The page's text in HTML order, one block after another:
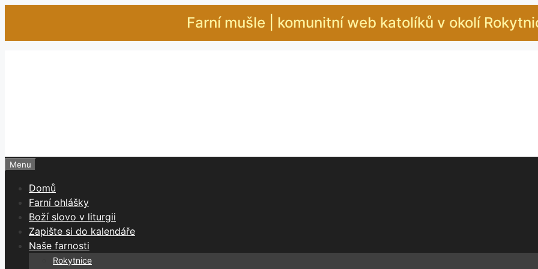
obsah
Farní mušle | komunitní web katolíků v okolí
Menu
Domů
Farní ohlášky
Boží slovo v liturgii
Zapište si do kalendáře
Naše farnosti
Rokytnice